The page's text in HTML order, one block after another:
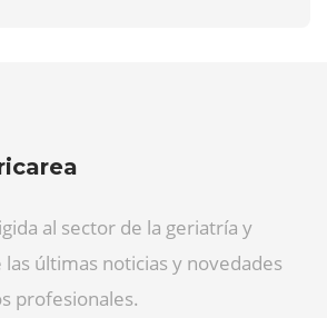
al sector de la geriatría y
últimas noticias y novedades
profesionales.